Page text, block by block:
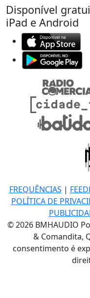
Disponível
iPad e Android
FREQUÊNCIAS |
POLÍTICA DE
© 2026 BMHAUDIO
& Comandita,
consentimento é